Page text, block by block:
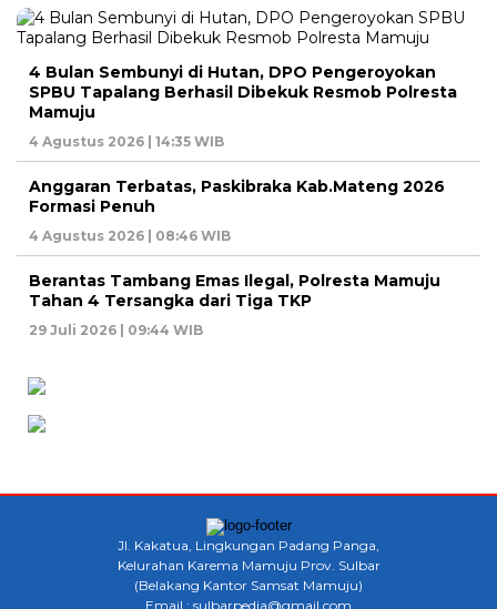
4 Bulan Sembunyi di Hutan, DPO Pengeroyokan
SPBU Tapalang Berhasil Dibekuk Resmob Polresta
Mamuju
4 Agustus 2026 | 14:35 WIB
Anggaran Terbatas, Paskibraka Kab.Mateng 2026
Formasi Penuh
4 Agustus 2026 | 08:46 WIB
Berantas Tambang Emas Ilegal, Polresta Mamuju
Tahan 4 Tersangka dari Tiga TKP
29 Juli 2026 | 09:44 WIB
Jl. Kakatua, Lingkungan Padang Panga,
Kelurahan Karema Mamuju Prov. Sulbar
(Belakang Kantor Samsat Mamuju)
Email : sulbarpedia@gmail.com